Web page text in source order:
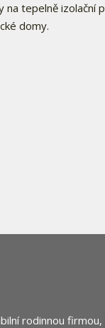
na tepelně izolační
domy.
rodinnou